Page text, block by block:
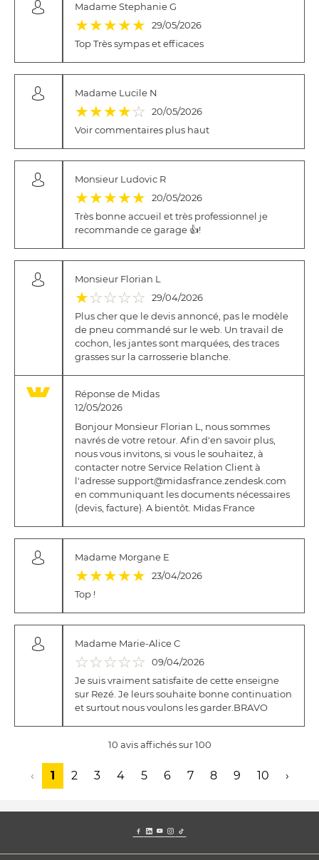
Madame Stephanie G
(*)
★ (*)
★ (*)
★ (*)
★ (*)
★
29/05/2026
Top Très sympas et efficaces
Madame Lucile N
(*)
★ (*)
★ (*)
★ (*)
★ ( )
☆
20/05/2026
Voir commentaires plus haut
Monsieur Ludovic R
(*)
★ (*)
★ (*)
★ (*)
★ (*)
★
20/05/2026
Très bonne accueil et très professionnel je
recommande ce garage 👍!
Monsieur Florian L
(*)
★ ( )
☆ ( )
☆ ( )
☆ ( )
☆
29/04/2026
Plus cher que le devis annoncé, pas le modèle
de pneu commandé sur le web. Un travail de
cochon, les jantes sont marquées, des traces
grasses sur la carrosserie blanche.
Réponse de Midas
12/05/2026
Bonjour Monsieur Florian L, nous sommes
navrés de votre retour. Afin d'en savoir plus,
nous vous invitons, si vous le souhaitez, à
contacter notre Service Relation Client à
l'adresse support@midasfrance.zendesk.com
en communiquant les documents nécessaires
(devis, facture). A bientôt. Midas France
Madame Morgane E
(*)
★ (*)
★ (*)
★ (*)
★ (*)
★
23/04/2026
Top !
Madame Marie-Alice C
( )
☆ ( )
☆ ( )
☆ ( )
☆ ( )
☆
09/04/2026
Je suis vraiment satisfaite de cette enseigne
sur Rezé. Je leurs souhaite bonne continuation
et surtout nous voulons les garder.BRAVO
10 avis affichés sur 100
‹ 1 2 3 4 5 6 7 8 9 10 ›